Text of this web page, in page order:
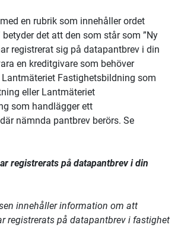
en rubrik som innehåller ordet
betyder det att den som står som ”Ny
registrerat sig på datapantbrev i din
en kreditgivare som behöver
Fastighetsbildning som
eller Lantmäteriet
som handlägger ett
nämnda pantbrev berörs. Se
registrerats på datapantbrev i din
innehåller information om att
registrerats på datapantbrev i fastighet